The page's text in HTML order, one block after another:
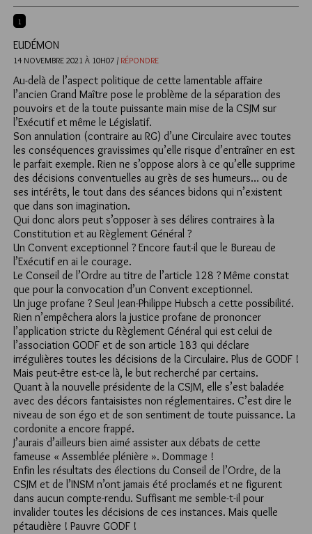
1
EUDÉMON
14 NOVEMBRE 2021 À 10H07 / RÉPONDRE
Au-delà de l’aspect politique de cette lamentable affaire
l’ancien Grand Maître pose le problème de la séparation des
pouvoirs et de la toute puissante main mise de la CSJM sur
l’Exécutif et même le Législatif.
Son annulation (contraire au RG) d’une Circulaire avec toutes
les conséquences gravissimes qu’elle risque d’entraîner en est
le parfait exemple. Rien ne s’oppose alors à ce qu’elle supprime
des décisions conventuelles au grès de ses humeurs… ou de
ses intérêts, le tout dans des séances bidons qui n’existent
que dans son imagination.
Qui donc alors peut s’opposer à ses délires contraires à la
Constitution et au Règlement Général ?
Un Convent exceptionnel ? Encore faut-il que le Bureau de
l’Exécutif en ai le courage.
Le Conseil de l’Ordre au titre de l’article 128 ? Même constat
que pour la convocation d’un Convent exceptionnel.
Un juge profane ? Seul Jean-Philippe Hubsch a cette possibilité.
Rien n’empêchera alors la justice profane de prononcer
l’application stricte du Règlement Général qui est celui de
l’association GODF et de son article 183 qui déclare
irrégulières toutes les décisions de la Circulaire. Plus de GODF !
Mais peut-être est-ce là, le but recherché par certains.
Quant à la nouvelle présidente de la CSJM, elle s’est baladée
avec des décors fantaisistes non réglementaires. C’est dire le
niveau de son égo et de son sentiment de toute puissance. La
cordonite a encore frappé.
J’aurais d’ailleurs bien aimé assister aux débats de cette
fameuse « Assemblée plénière ». Dommage !
Enfin les résultats des élections du Conseil de l’Ordre, de la
CSJM et de l’INSM n’ont jamais été proclamés et ne figurent
dans aucun compte-rendu. Suffisant me semble-t-il pour
invalider toutes les décisions de ces instances. Mais quelle
pétaudière ! Pauvre GODF !